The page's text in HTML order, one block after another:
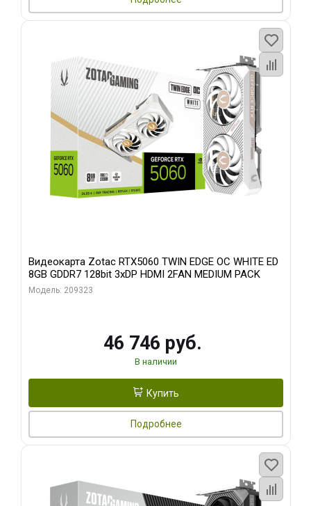
Видеокарта Zotac RTX5060 TWIN EDGE OC WHITE ED
8GB GDDR7 128bit 3xDP HDMI 2FAN MEDIUM PACK
Модель: 209323
46 746 руб.
В наличии
Купить
Подробнее